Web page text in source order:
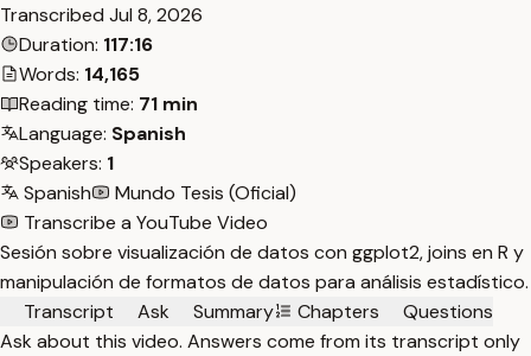
Transcribed Jul 8, 2026
Duration: 117:16
Words: 14,165
Reading time: 71 min
Language: Spanish
Speakers: 1
Spanish
Mundo Tesis (Oficial)
Transcribe a YouTube Video
Sesión sobre visualización de datos con ggplot2, joins en R y
manipulación de formatos de datos para análisis estadístico.
Transcript
Ask Summary Chapters
Questions
Ask about this video. Answers come from its transcript only